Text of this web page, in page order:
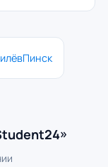
Пинск